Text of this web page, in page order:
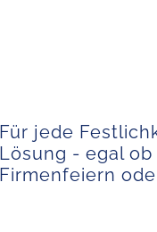
Für jede
Lösung - egal
Firmenfeiern